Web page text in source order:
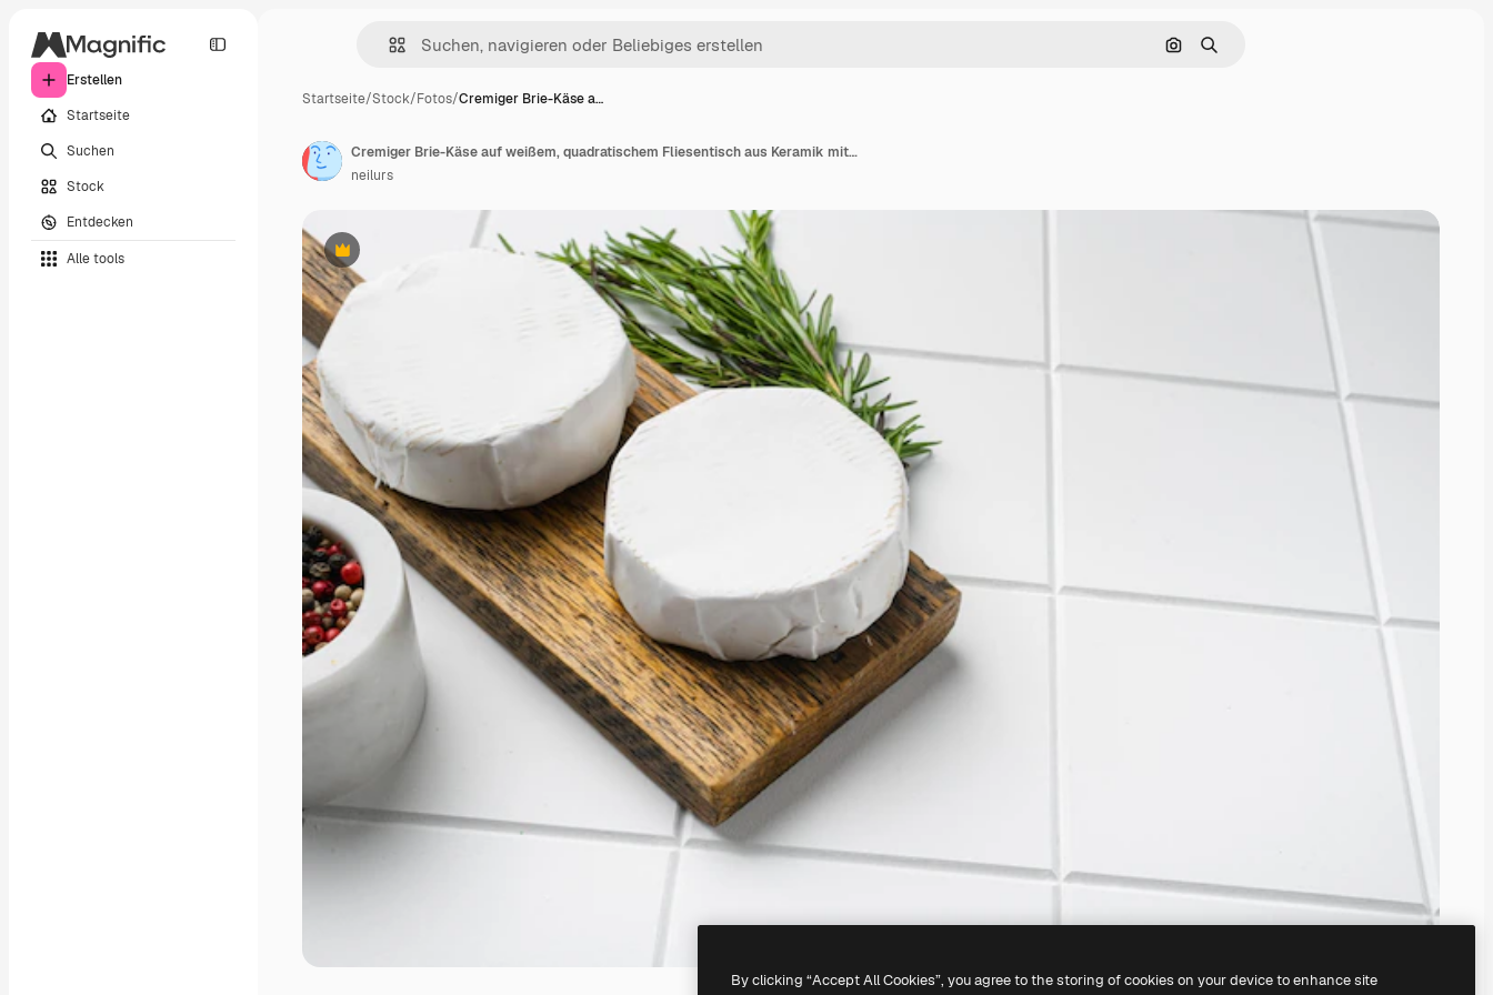
Erstellen
Startseite
Suchen
Stock
Entdecken
Alle tools
Nach Bild suchen
Suchen
Startseite/Stock/Fotos/Cremiger Brie-Käse a…
Premium
Cremiger Brie-Käse auf weißem, quadratischem Fliesentisch aus Keramik mit Kopienraum für Text
neilurs
By clicking “Accept All Cookies”, you agree to the storing of cookies on your device to enhance site